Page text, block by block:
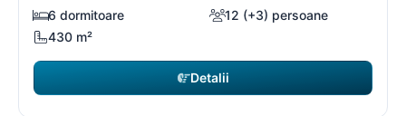
6 dormitoare
12 (+3) persoane
430 m²
Detalii